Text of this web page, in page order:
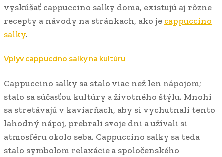
vyskúšať cappuccino salky doma, existujú aj rôzne
recepty a návody na stránkach, ako je cappuccino
salky.
Vplyv cappuccino salky na kultúru
Cappuccino salky sa stalo viac než len nápojom;
stalo sa súčasťou kultúry a životného štýlu. Mnohí
sa stretávajú v kaviarňach, aby si vychutnali tento
lahodný nápoj, prebrali svoje dni a užívali si
atmosféru okolo seba. Cappuccino salky sa teda
stalo symbolom relaxácie a spoločenského